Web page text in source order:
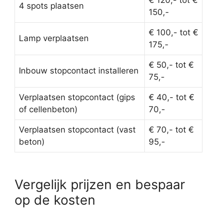
4 spots plaatsen
150,-
Lamp verplaatsen
€ 100,- tot €
175,-
Inbouw stopcontact installeren
€ 50,- tot €
75,-
Verplaatsen stopcontact (gips
of cellenbeton)
€ 40,- tot €
70,-
Verplaatsen stopcontact (vast
beton)
€ 70,- tot €
95,-
Vergelijk prijzen en bespaar
op de kosten